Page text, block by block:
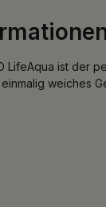
LifeAqua ist der
weiches